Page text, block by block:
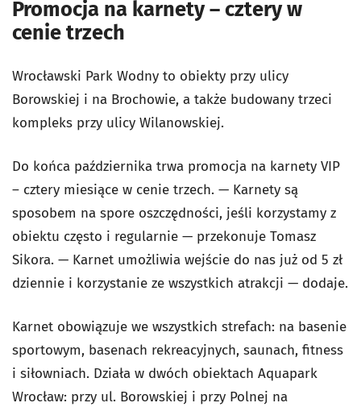
Promocja na karnety – cztery w
cenie trzech
Wrocławski Park Wodny to obiekty przy ulicy
Borowskiej i na Brochowie, a także budowany trzeci
kompleks przy ulicy Wilanowskiej.
Do końca października trwa promocja na karnety VIP
– cztery miesiące w cenie trzech. — Karnety są
sposobem na spore oszczędności, jeśli korzystamy z
obiektu często i regularnie — przekonuje Tomasz
Sikora. — Karnet umożliwia wejście do nas już od 5 zł
dziennie i korzystanie ze wszystkich atrakcji — dodaje.
Karnet obowiązuje we wszystkich strefach: na basenie
sportowym, basenach rekreacyjnych, saunach, fitness
i siłowniach. Działa w dwóch obiektach Aquapark
Wrocław: przy ul. Borowskiej i przy Polnej na